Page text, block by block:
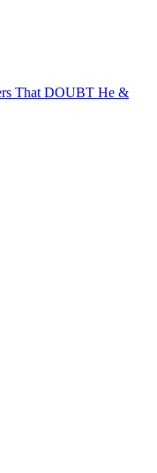
That DOUBT He &